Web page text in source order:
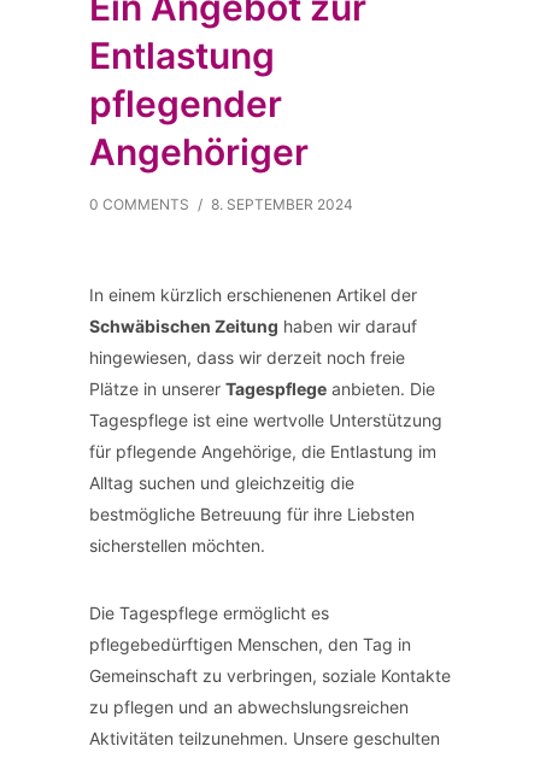
Entlastung
pflegender
Angehöriger
0 COMMENTS / 8. SEPTEMBER 2024
In einem kürzlich erschienenen Artikel der
Schwäbischen Zeitung haben wir darauf
hingewiesen, dass wir derzeit noch freie
Plätze in unserer Tagespflege anbieten. Die
Tagespflege ist eine wertvolle Unterstützung
für pflegende Angehörige, die Entlastung im
Alltag suchen und gleichzeitig die
bestmögliche Betreuung für ihre Liebsten
sicherstellen möchten.
Die Tagespflege ermöglicht es
pflegebedürftigen Menschen, den Tag in
Gemeinschaft zu verbringen, soziale Kontakte
zu pflegen und an abwechslungsreichen
Aktivitäten teilzunehmen. Unsere geschulten